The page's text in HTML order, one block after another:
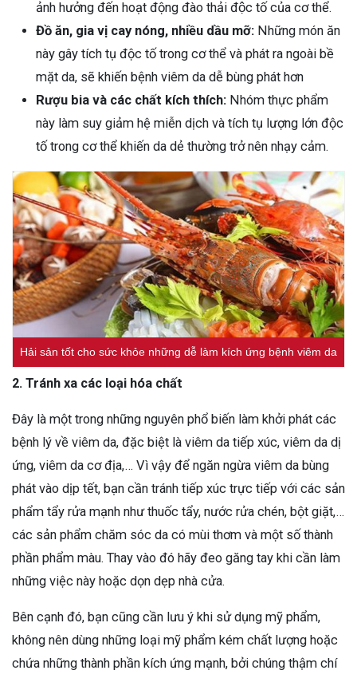
ảnh hưởng đến hoạt động đào thải độc tố của cơ thể.
Đồ ăn, gia vị cay nóng, nhiều dầu mỡ: Những món ăn
này gây tích tụ độc tố trong cơ thể và phát ra ngoài bề
mặt da, sẽ khiến bệnh viêm da dễ bùng phát hơn
Rượu bia và các chất kích thích: Nhóm thực phẩm
này làm suy giảm hệ miễn dịch và tích tụ lượng lớn độc
tố trong cơ thể khiến da dẻ thường trở nên nhạy cảm.
Hải sản tốt cho sức khỏe những dễ làm kích ứng bệnh viêm da
2. Tránh xa các loại hóa chất
Đây là một trong những nguyên phổ biến làm khởi phát các
bệnh lý về viêm da, đặc biệt là viêm da tiếp xúc, viêm da dị
ứng, viêm da cơ địa,… Vì vậy để ngăn ngừa viêm da bùng
phát vào dịp tết, bạn cần tránh tiếp xúc trực tiếp với các sản
phẩm tẩy rửa mạnh như thuốc tẩy, nước rửa chén, bột giặt,…
các sản phẩm chăm sóc da có mùi thơm và một số thành
phần phẩm màu. Thay vào đó hãy đeo găng tay khi cần làm
những việc này hoặc dọn dẹp nhà cửa.
Bên cạnh đó, bạn cũng cần lưu ý khi sử dụng mỹ phẩm,
không nên dùng những loại mỹ phẩm kém chất lượng hoặc
chứa những thành phần kích ứng mạnh, bởi chúng thậm chí